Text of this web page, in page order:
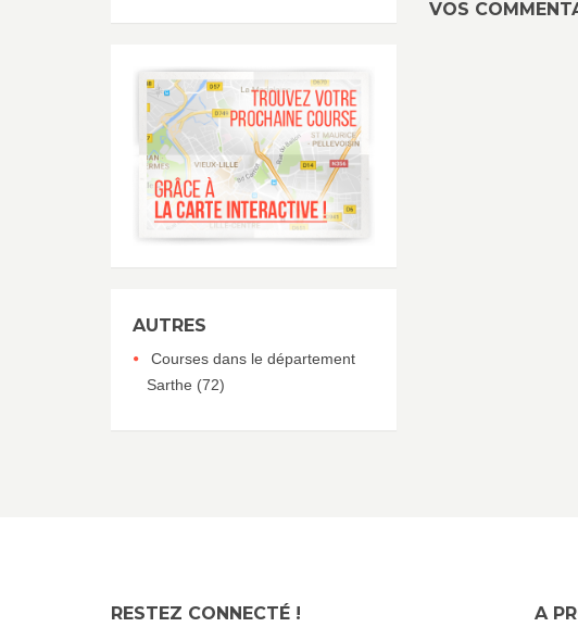
AUTRES
Courses dans le département
Sarthe (72)
VOS
RESTEZ CONNECTÉ ! A